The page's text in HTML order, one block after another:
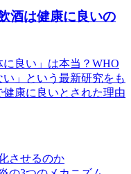
酒は健康に良いの
に良い」は本当？WHO
」という最新研究をも
康に良いとされた理由
させるのか